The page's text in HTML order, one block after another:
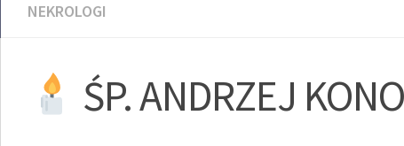
NEKROLOGI
ŚP. ANDRZEJ